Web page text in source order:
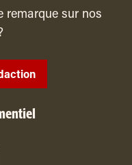
remarque sur nos